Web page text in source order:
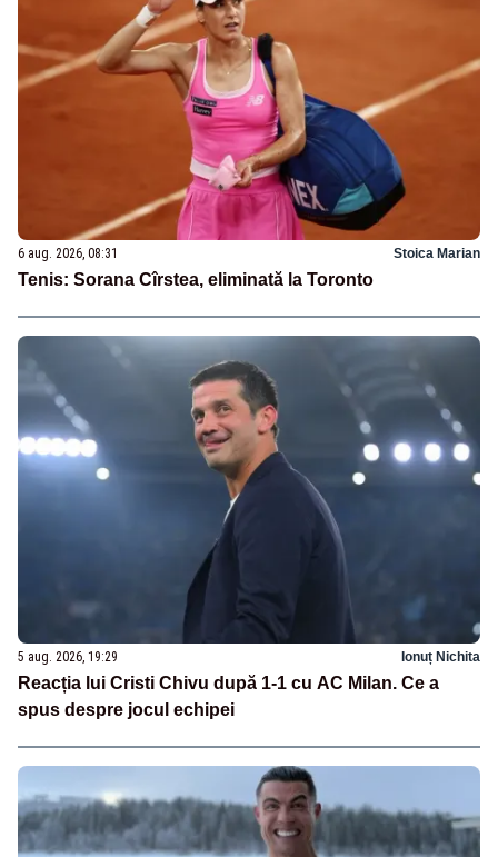
6 aug. 2026, 08:31 Stoica Marian
Tenis: Sorana Cîrstea, eliminată la Toronto
5 aug. 2026, 19:29 Ionuț Nichita
Reacția lui Cristi Chivu după 1-1 cu AC Milan. Ce a
spus despre jocul echipei